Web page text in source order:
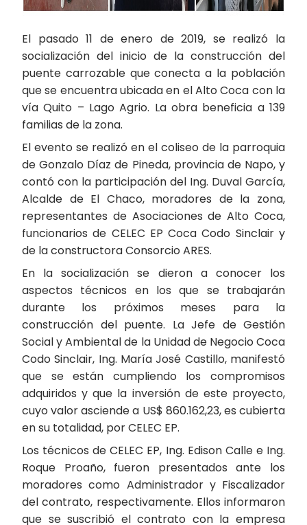
El pasado 11 de enero de 2019, se realizó la
socialización del inicio de la construcción del
puente carrozable que conecta a la población
que se encuentra ubicada en el Alto Coca con la
vía Quito – Lago Agrio. La obra beneficia a 139
familias de la zona.
El evento se realizó en el coliseo de la parroquia
de Gonzalo Díaz de Pineda, provincia de Napo, y
contó con la participación del Ing. Duval García,
Alcalde de El Chaco, moradores de la zona,
representantes de Asociaciones de Alto Coca,
funcionarios de CELEC EP Coca Codo Sinclair y
de la constructora Consorcio ARES.
En la socialización se dieron a conocer los
aspectos técnicos en los que se trabajarán
durante los próximos meses para la
construcción del puente. La Jefe de Gestión
Social y Ambiental de la Unidad de Negocio Coca
Codo Sinclair, Ing. María José Castillo, manifestó
que se están cumpliendo los compromisos
adquiridos y que la inversión de este proyecto,
cuyo valor asciende a US$ 860.162,23, es cubierta
en su totalidad, por CELEC EP.
Los técnicos de CELEC EP, Ing. Edison Calle e Ing.
Roque Proaño, fueron presentados ante los
moradores como Administrador y Fiscalizador
del contrato, respectivamente. Ellos informaron
que se suscribió el contrato con la empresa